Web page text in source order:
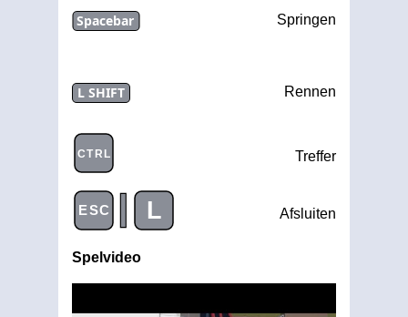
Spacebar Springen
L SHIFT Rennen
CTRL Treffer
ESC | L Afsluiten
Spelvideo